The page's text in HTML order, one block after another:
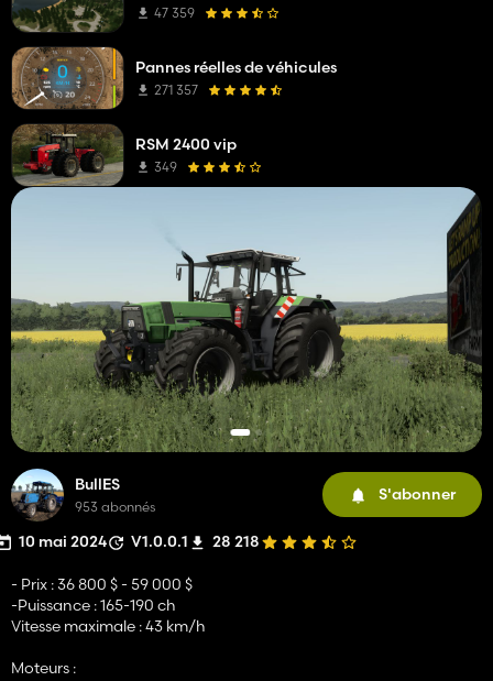
BullES
953 abonnés
S'abonner
10 mai 2024 V1.0.0.1 28 218
- Prix : 36 800 $ - 59 000 $
-Puissance : 165-190 ch
Vitesse maximale : 43 km/h
Moteurs :
47 359
Pannes réelles de véhicules
271 357
RSM 2400 vip
349